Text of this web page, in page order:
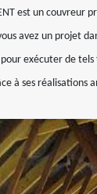
est un couvreur
avez un projet
exécuter de
à ses réalisations